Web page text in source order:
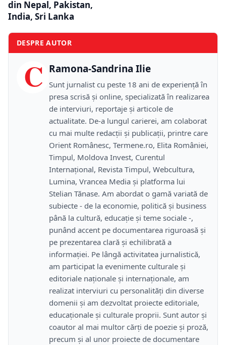
din Nepal, Pakistan,
India, Sri Lanka
DESPRE AUTOR
C Ramona-Sandrina Ilie
Sunt jurnalist cu peste 18 ani de experiență în
presa scrisă și online, specializată în realizarea
de interviuri, reportaje și articole de
actualitate. De-a lungul carierei, am colaborat
cu mai multe redacții și publicații, printre care
Orient Românesc, Termene.ro, Elita României,
Timpul, Moldova Invest, Curentul
Internațional, Revista Timpul, Webcultura,
Lumina, Vrancea Media și platforma lui
Stelian Tănase. Am abordat o gamă variată de
subiecte - de la economie, politică și business
până la cultură, educație și teme sociale -,
punând accent pe documentarea riguroasă și
pe prezentarea clară și echilibrată a
informației. Pe lângă activitatea jurnalistică,
am participat la evenimente culturale și
editoriale naționale și internaționale, am
realizat interviuri cu personalități din diverse
domenii și am dezvoltat proiecte editoriale,
educaționale și culturale proprii. Sunt autor și
coautor al mai multor cărți de poezie și proză,
precum și al unor proiecte de documentare